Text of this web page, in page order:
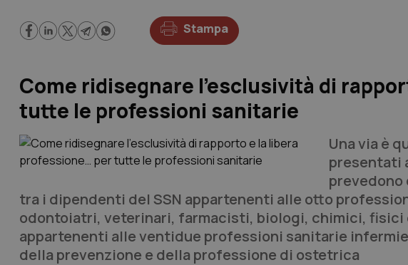
Stampa
Come ridisegnare l’esclusività di
tutte le professioni sanitarie
Una via è
presentati
prevedono
tra i dipendenti del SSN appartenenti alle otto
odontoiatri, veterinari, farmacisti, biologi, chimici, fisici
appartenenti alle ventidue professioni sanitarie
della prevenzione e della professione di ostetrica